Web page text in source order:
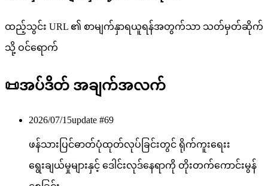
ထည့်သွင်း URL ၏ စာမျက်နှာရယူရန်အတွက်သာ သတ်မှတ်ဆိုက်
သို့ ဝင်ရောက်
📜အပ်ဒိတ် အချက်အလက်
2026/07/15update #69
ဖန်သားပြင်ဓာတ်ပုံထုတ်လုပ်ခြင်းတွင် ရိုက်ကူးရေးး
ရွေးချယ်မှုများနှင့် ဒေါင်းလုဒ်နေရာကို တိုးတက်ကောင်းမွန်